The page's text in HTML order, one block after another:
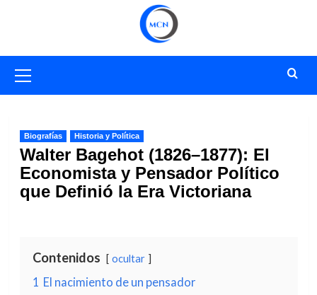
primario
Biografías Historia y Política
Walter Bagehot (1826–1877): El
Economista y Pensador Político
que Definió la Era Victoriana
Contenidos ocultar
1 El nacimiento de un pensador